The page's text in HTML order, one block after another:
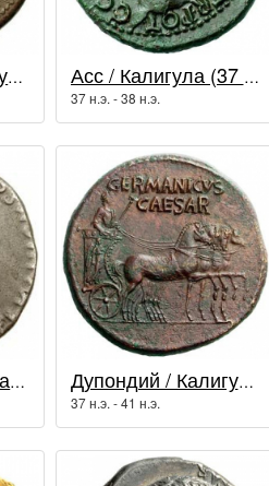
Дупондий / Калигула (37 - 41 гг.) Асс / Калигула (37 - 41 гг.)
37 н.э. - 38 н.э.
Драхма / Калигула (37 - 41 гг.) Дупондий / Калигула (37 - 41 гг.)
37 н.э. - 41 н.э.